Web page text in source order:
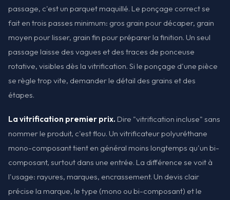
passage, c'est un parquet maquillé. Le ponçage correct se
fait en trois passes minimum: gros grain pour décaper, grain
moyen pour lisser, grain fin pour préparer la finition. Un seul
passage laisse des vagues et des traces de ponceuse
rotative, visibles dès la vitrification. Si le ponçage d'une pièce
se règle trop vite, demander le détail des grains et des
étapes.
La vitrification premier prix. Dire "vitrification incluse" sans
nommer le produit, c'est flou. Un vitrificateur polyuréthane
mono-composant tient en général moins longtemps qu'un bi-
composant, surtout dans une entrée. La différence se voit à
l'usage: rayures, marques, encrassement. Un devis clair
précise la marque, le type (mono ou bi-composant) et le